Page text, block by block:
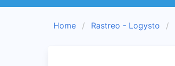
Home Rastreo - Logysto